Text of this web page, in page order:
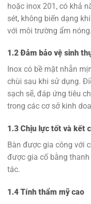
hoặc inox 201, có khả
sét, không biến dạng
với môi trường ẩm nóng.
1.2 Đảm bảo vệ sinh
Inox có bề mặt nhẵn
chùi sau khi sử dụng.
sạch sẽ, đáp ứng tiêu
trong các cơ sở kinh
1.3 Chịu lực tốt và kết
Bàn được gia công với
được gia cố bằng
tác.
1.4 Tính thẩm mỹ cao